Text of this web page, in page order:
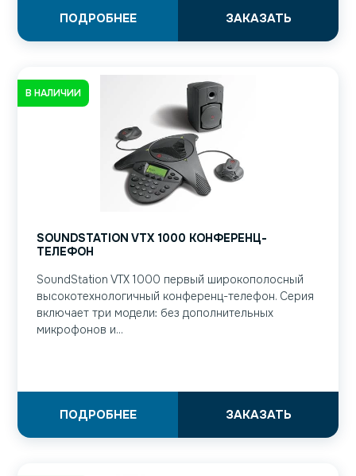
ЗАКАЗАТЬ
ПОДРОБНЕЕ
В НАЛИЧИИ
SOUNDSTATION VTX 1000 КОНФЕРЕНЦ-
ТЕЛЕФОН
SoundStation VTX 1000 первый широкополосный
высокотехнологичный конференц-телефон. Серия
включает три модели: без дополнительных
микрофонов и...
ЗАКАЗАТЬ
ПОДРОБНЕЕ